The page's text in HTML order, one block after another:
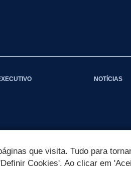
NOTÍCIAS
que visita. Tudo para
Cookies'. Ao clicar em